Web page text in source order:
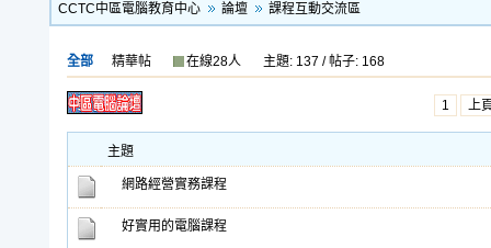
CCTC中區電腦教育中心 論壇 課程互動交流區
全部 精華帖 在線28人 主題: 137 / 帖子: 168
1 上
主題
網路經營實務課程
好實用的電腦課程